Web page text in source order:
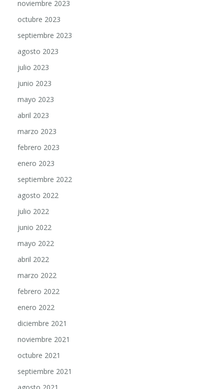
noviembre 2023
octubre 2023
septiembre 2023
agosto 2023
julio 2023
junio 2023
mayo 2023
abril 2023
marzo 2023
febrero 2023
enero 2023
septiembre 2022
agosto 2022
julio 2022
junio 2022
mayo 2022
abril 2022
marzo 2022
febrero 2022
enero 2022
diciembre 2021
noviembre 2021
octubre 2021
septiembre 2021